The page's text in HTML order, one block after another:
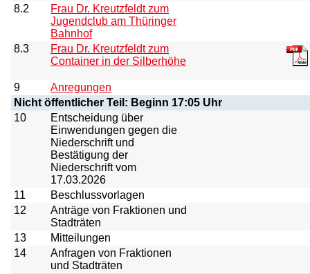
8.2
Frau Dr. Kreutzfeldt zum
Jugendclub am Thüringer
Bahnhof
8.3
Frau Dr. Kreutzfeldt zum
Container in der Silberhöhe
9
Anregungen
Nicht öffentlicher Teil: Beginn 17:05 Uhr
10
Entscheidung über
Einwendungen gegen die
Niederschrift und
Bestätigung der
Niederschrift vom
17.03.2026
11
Beschlussvorlagen
12
Anträge von Fraktionen und
Stadträten
13
Mitteilungen
14
Anfragen von Fraktionen
und Stadträten